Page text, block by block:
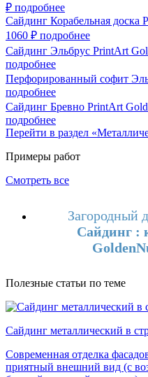
₽ подробнее
Сайдинг Корабельная доска
1060 ₽ подробнее
Сайдинг Эльбрус PrintArt
подробнее
Перфорированный софит
подробнее
Сайдинг Бревно PrintArt
подробнее
Перейти в раздел
Примеры работ
Смотреть все
Загородный
Сайдинг :
Полезные статьи по теме
Сайдинг металлический в
Современная отделка
приятный внешний вид (с